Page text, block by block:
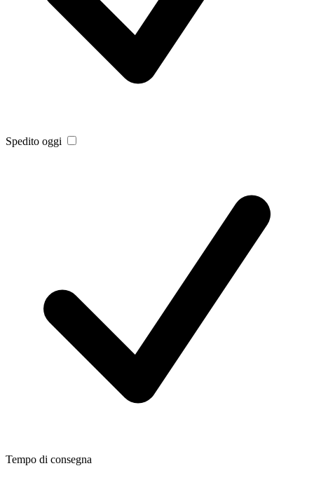
Spedito oggi
Tempo di consegna